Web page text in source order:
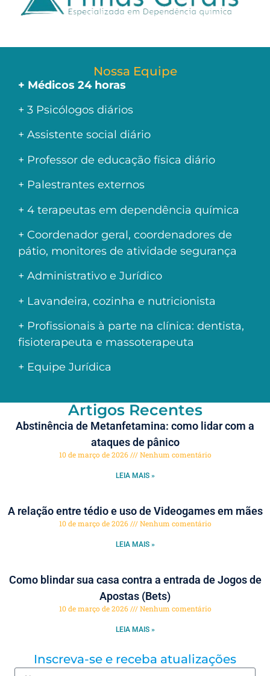
Nossa Equipe
+ Médicos 24 horas
+ 3 Psicólogos diários
+ Assistente social diário
+ Professor de educação física diário
+ Palestrantes externos
+ 4 terapeutas em dependência química
+ Coordenador geral, coordenadores de
pátio, monitores de atividade segurança
+ Administrativo e Jurídico
+ Lavandeira, cozinha e nutricionista
+ Profissionais à parte na clínica: dentista,
fisioterapeuta e massoterapeuta
+ Equipe Jurídica
Artigos Recentes
Abstinência de Metanfetamina: como lidar com a
ataques de pânico
10 de março de 2026 Nenhum comentário
LEIA MAIS »
A relação entre tédio e uso de Videogames em mães
10 de março de 2026 Nenhum comentário
LEIA MAIS »
Como blindar sua casa contra a entrada de Jogos de
Apostas (Bets)
10 de março de 2026 Nenhum comentário
LEIA MAIS »
Inscreva-se e receba atualizações